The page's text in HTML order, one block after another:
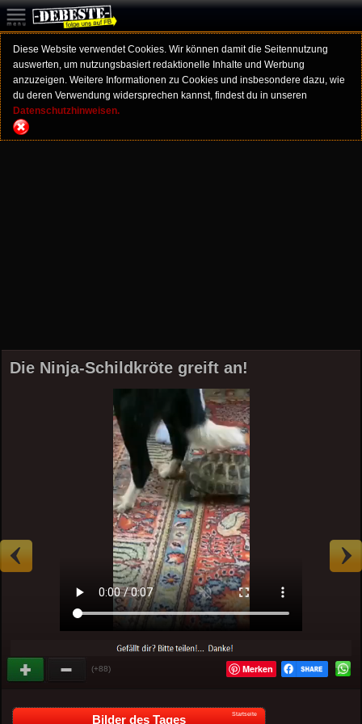
Diese Website verwendet Cookies. Wir können damit die Seitennutzung
auswerten, um nutzungsbasiert redaktionelle Inhalte und Werbung
anzuzeigen. Weitere Informationen zu Cookies und insbesondere dazu, wie
du deren Verwendung widersprechen kannst, findest du in unseren
Datenschutzhinweisen.
Die Ninja-Schildkröte greift an!
(+88) Merken
Bilder des Tages Startseite